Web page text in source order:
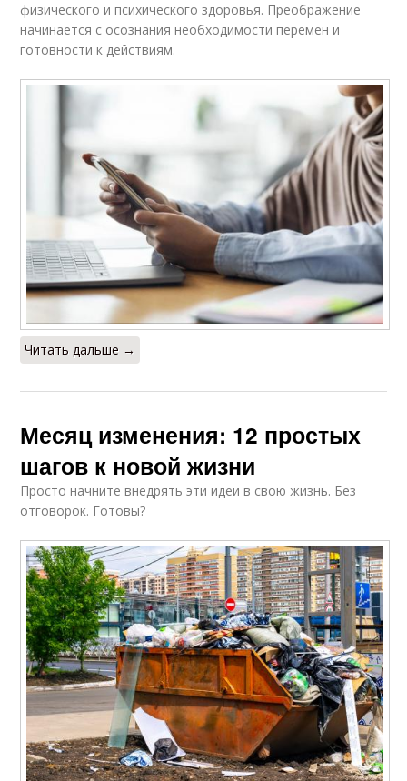
повседневную жизнь
энергетические
Активность на
уровень
Активность в разнице
физического и психического здоровья. Преображение
начинается с осознания необходимости перемен и
готовности к действиям.
Читать дальше →
Месяц изменения: 12 простых
шагов к новой жизни
Просто начните внедрять эти идеи в свою жизнь. Без
отговорок. Готовы?